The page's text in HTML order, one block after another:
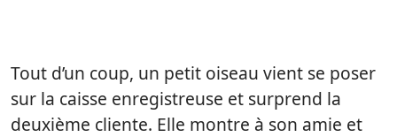
Tout d’un coup, un petit oiseau vient se poser
sur la caisse enregistreuse et surprend la
deuxième cliente. Elle montre à son amie et